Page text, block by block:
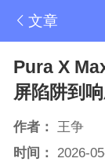
文章
Pura X
屏陷阱到
作者： 王争
时间： 2026-